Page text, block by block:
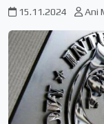
15.11.2024 Ani